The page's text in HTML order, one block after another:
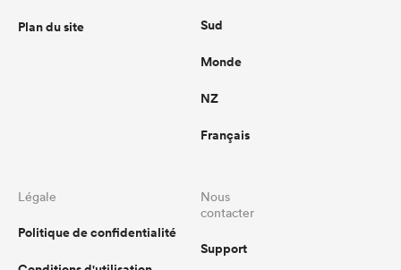
Plan du site Sud
Monde
NZ
Français
Légale
Politique de confidentialité
Nous
contacter
Support